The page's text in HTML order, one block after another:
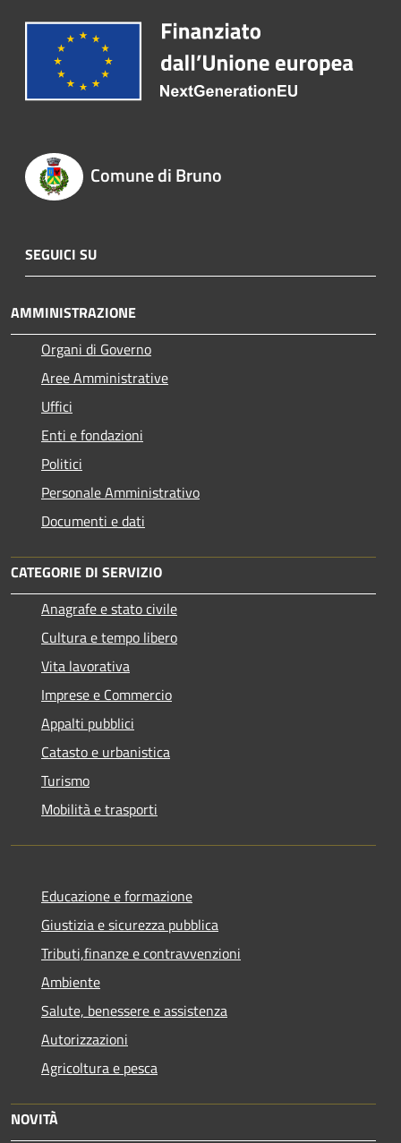
Comune di Bruno
SEGUICI SU
AMMINISTRAZIONE
Organi di Governo
Aree Amministrative
Uffici
Enti e fondazioni
Politici
Personale Amministrativo
Documenti e dati
CATEGORIE DI SERVIZIO
Anagrafe e stato civile
Cultura e tempo libero
Vita lavorativa
Imprese e Commercio
Appalti pubblici
Catasto e urbanistica
Turismo
Mobilità e trasporti
Educazione e formazione
Giustizia e sicurezza pubblica
Tributi,finanze e contravvenzioni
Ambiente
Salute, benessere e assistenza
Autorizzazioni
Agricoltura e pesca
NOVITÀ